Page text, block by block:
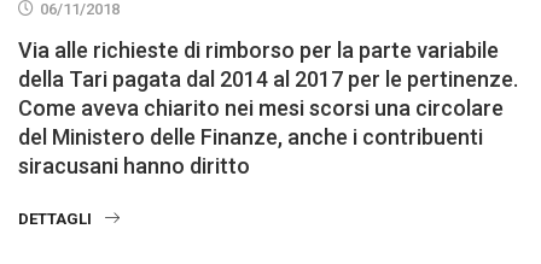
06/11/2018
Via alle richieste di rimborso per la parte variabile
della Tari pagata dal 2014 al 2017 per le pertinenze.
Come aveva chiarito nei mesi scorsi una circolare
del Ministero delle Finanze, anche i contribuenti
siracusani hanno diritto
DETTAGLI